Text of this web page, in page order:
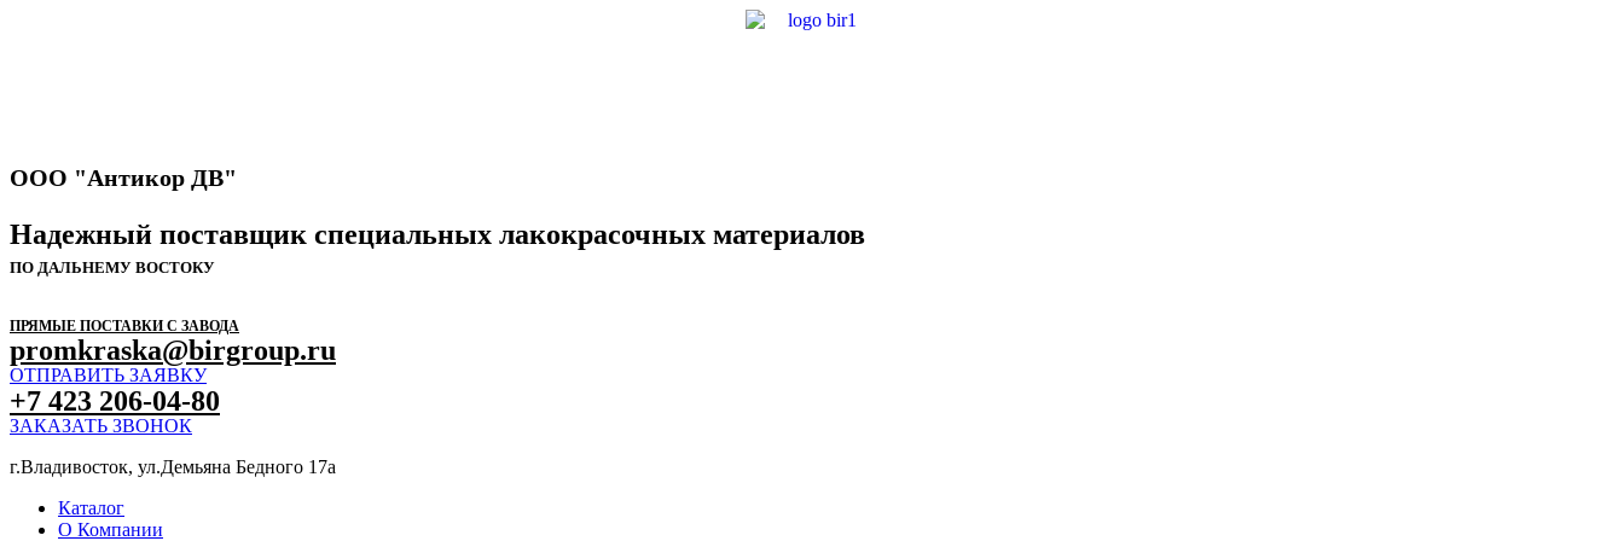
ООО "Антикор ДВ"
Надежный поставщик специальных лакокрасочных материалов
ПО ДАЛЬНЕМУ ВОСТОКУ
ПРЯМЫЕ ПОСТАВКИ С ЗАВОДА
promkraska@birgroup.ru
ОТПРАВИТЬ ЗАЯВКУ
+7 423 206-04-80
ЗАКАЗАТЬ ЗВОНОК
г.Владивосток, ул.Демьяна Бедного 17а
Каталог
О Компании